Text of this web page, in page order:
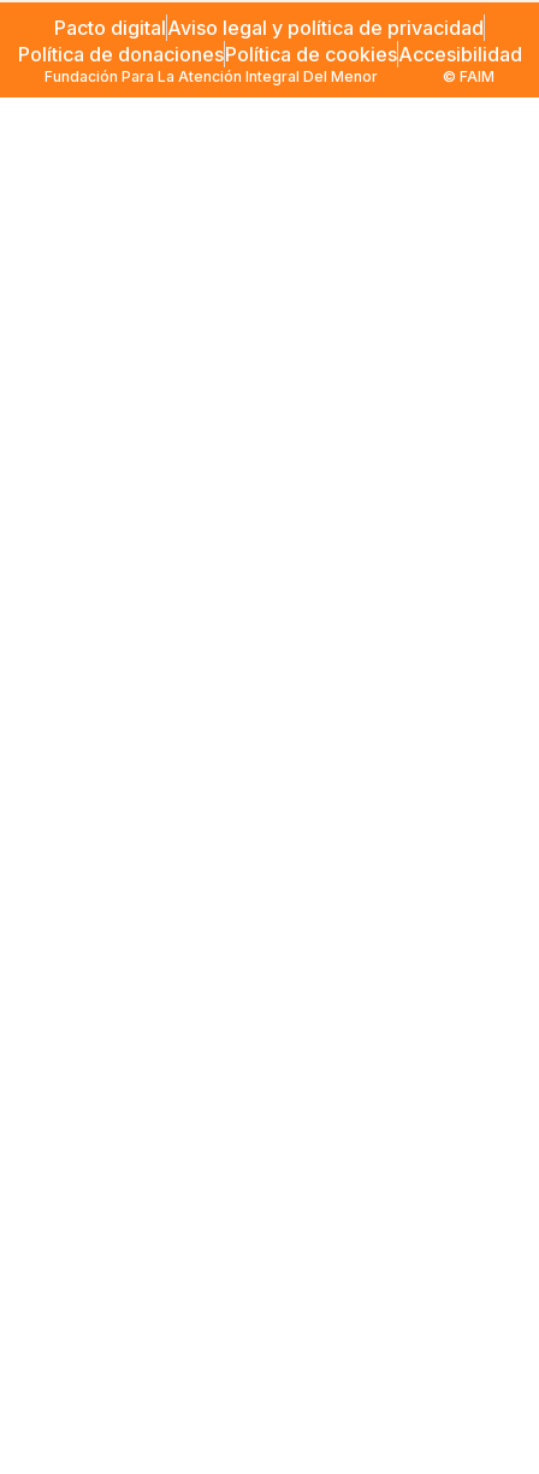
Pacto digitalAviso legal y política de privacidad
Política de donacionesPolítica de cookiesAccesibilidad
Fundación Para La Atención Integral Del Menor © FAIM